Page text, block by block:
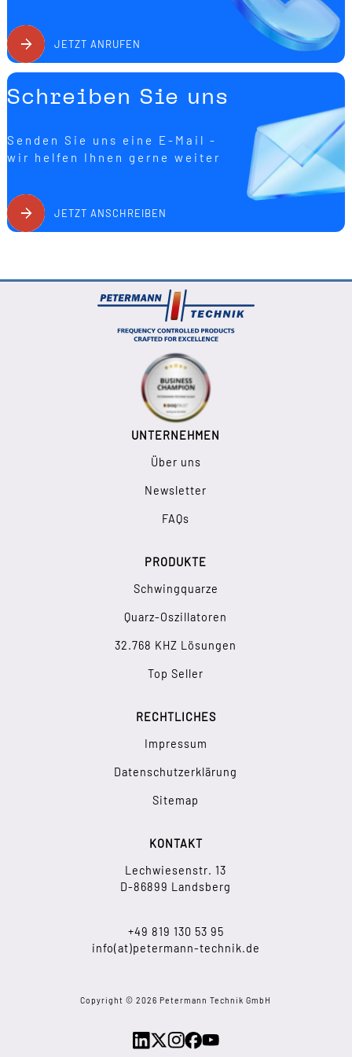
JETZT ANRUFEN
Schreiben Sie uns
Senden Sie uns eine E-Mail -
wir helfen Ihnen gerne weiter
JETZT ANSCHREIBEN
UNTERNEHMEN
Über uns
Newsletter
FAQs
PRODUKTE
Schwingquarze
Quarz-Oszillatoren
32.768 KHZ Lösungen
Top Seller
RECHTLICHES
Impressum
Datenschutzerklärung
Sitemap
KONTAKT
Lechwiesenstr. 13
D-86899 Landsberg
+49 819 130 53 95
info(at)petermann-technik.de
Copyright © 2026 Petermann Technik GmbH